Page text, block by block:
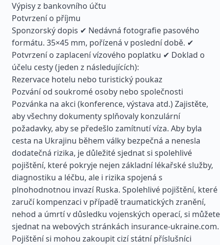
Výpisy z bankovního účtu
Potvrzení o příjmu
Sponzorský dopis ✔ Nedávná fotografie pasového
formátu. 35×45 mm, pořízená v poslední době. ✔
Potvrzení o zaplacení vízového poplatku ✔ Doklad o
účelu cesty (jeden z následujících):
Rezervace hotelu nebo turistický poukaz
Pozvání od soukromé osoby nebo společnosti
Pozvánka na akci (konference, výstava atd.) Zajistěte,
aby všechny dokumenty splňovaly konzulární
požadavky, aby se předešlo zamítnutí víza. Aby byla
cesta na Ukrajinu během války bezpečná a nenesla
dodatečná rizika, je důležité sjednat si spolehlivé
pojištění, které pokryje nejen základní lékařské služby,
diagnostiku a léčbu, ale i rizika spojená s
plnohodnotnou invazí Ruska. Spolehlivé pojištění, které
zaručí kompenzaci v případě traumatických zranění,
nehod a úmrtí v důsledku vojenských operací, si můžete
sjednat na webových stránkách insurance-ukraine.com.
Pojištění si mohou zakoupit cizí státní příslušníci